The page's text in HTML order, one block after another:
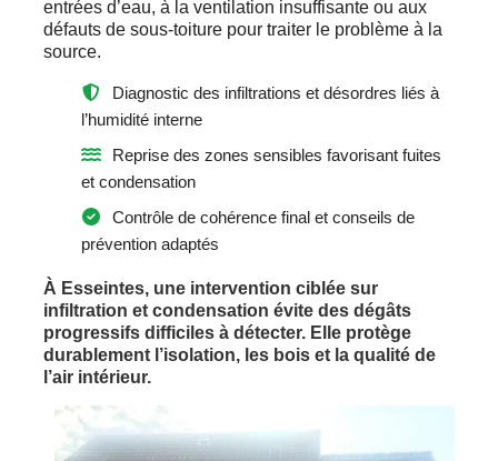
entrées d’eau, à la ventilation insuffisante ou aux
défauts de sous-toiture pour traiter le problème à la
source.
Diagnostic des infiltrations et désordres liés à
l’humidité interne
Reprise des zones sensibles favorisant fuites
et condensation
Contrôle de cohérence final et conseils de
prévention adaptés
À Esseintes, une intervention ciblée sur
infiltration et condensation évite des dégâts
progressifs difficiles à détecter. Elle protège
durablement l’isolation, les bois et la qualité de
l’air intérieur.